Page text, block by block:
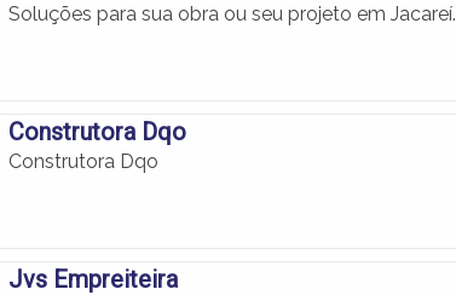
Soluções para sua obra ou seu projeto em Jacareí.
Construtora Dqo
Construtora Dqo
Jvs Empreiteira